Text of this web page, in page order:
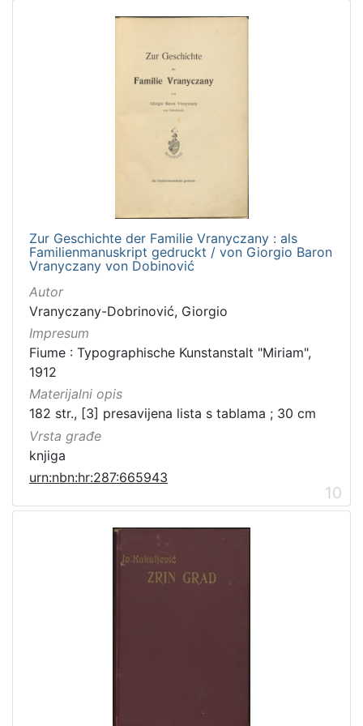
Zur Geschichte der Familie Vranyczany : als
Familienmanuskript gedruckt / von Giorgio Baron
Vranyczany von Dobinović
Autor
Vranyczany-Dobrinović, Giorgio
Impresum
Fiume : Typographische Kunstanstalt "Miriam",
1912
Materijalni opis
182 str., [3] presavijena lista s tablama ; 30 cm
Vrsta građe
knjiga
urn:nbn:hr:287:665943
10